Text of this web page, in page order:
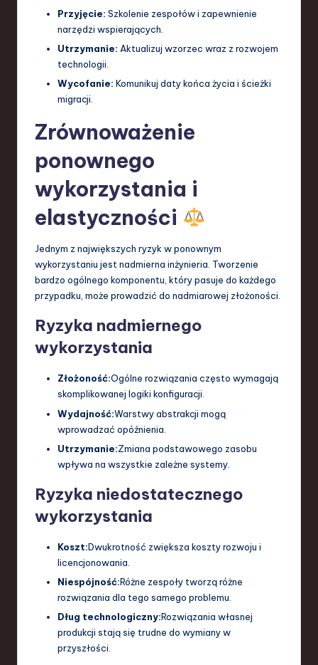
Przyjęcie: Szkolenie zespołów i zapewnienie
narzędzi wspierających.
Utrzymanie: Aktualizuj wzorzec wraz z rozwojem
technologii.
Wycofanie: Komunikuj daty końca życia i ścieżki
migracji.
Zrównoważenie
ponownego
wykorzystania i
elastyczności
Jednym z największych ryzyk w ponownym
wykorzystaniu jest nadmierna inżynieria. Tworzenie
bardzo ogólnego komponentu, który pasuje do każdego
przypadku, może prowadzić do nadmiarowej złożoności.
Ryzyka nadmiernego
wykorzystania
Złożoność:Ogólne rozwiązania często wymagają
skomplikowanej logiki konfiguracji.
Wydajność:Warstwy abstrakcji mogą
wprowadzać opóźnienia.
Utrzymanie:Zmiana podstawowego zasobu
wpływa na wszystkie zależne systemy.
Ryzyka niedostatecznego
wykorzystania
Koszt:Dwukrotność zwiększa koszty rozwoju i
licencjonowania.
Niespójność:Różne zespoły tworzą różne
rozwiązania dla tego samego problemu.
Dług technologiczny:Rozwiązania własnej
produkcji stają się trudne do wymiany w
przyszłości.